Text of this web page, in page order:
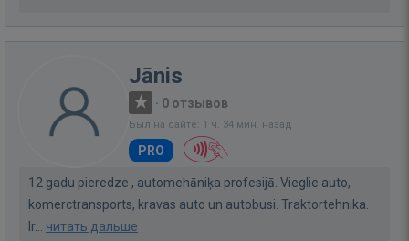
Jānis
· 0 отзывов
Был на сайте: 1 ч. 34 мин. назад
PRO
12 gadu pieredze , automehāniķa profesijā. Vieglie auto,
komerctransports, kravas auto un autobusi. Traktortehnika.
Ir... читать дальше